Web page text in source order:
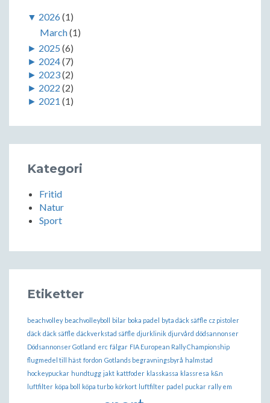
▼ 2026(1)
March(1)
► 2025 (6)
► 2024(7)
► 2023(2)
► 2022 (2)
► 2021 (1)
Kategori
Fritid
Natur
Sport
Etiketter
beachvolley beachvolleyboll bilar boka padel byta däck säffle cz pistoler
däck däck säffle däckverkstad säffle djurklinik djurvård dödsannonser
Dödsannonser Gotland erc fälgar FIA European Rally Championship
flugmedel till häst fordon Gotlands begravningsbyrå halmstad
hockeypuckar hundtugg jakt kattfoder klasskassa klassresa k&n
luftfilter köpa boll köpa turbo körkort luftfilter padel puckar rally em